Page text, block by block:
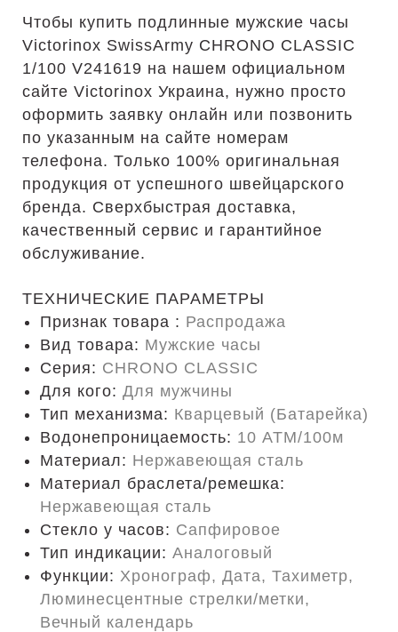
Чтобы купить подлинные мужские часы
Victorinox SwissArmy CHRONO CLASSIC
1/100 V241619 на нашем официальном
сайте Victorinox Украина, нужно просто
оформить заявку онлайн или позвонить
по указанным на сайте номерам
телефона. Только 100% оригинальная
продукция от успешного швейцарского
бренда. Сверхбыстрая доставка,
качественный сервис и гарантийное
обслуживание.
ТЕХНИЧЕСКИЕ ПАРАМЕТРЫ
Признак товара : Распродажа
Вид товара: Мужские часы
Серия: CHRONO CLASSIC
Для кого: Для мужчины
Тип механизма: Кварцевый (Батарейка)
Водонепроницаемость: 10 ATM/100м
Материал: Нержавеющая сталь
Материал браслета/ремешка:
Нержавеющая сталь
Стекло у часов: Сапфировое
Тип индикации: Аналоговый
Функции: Хронограф, Дата, Тахиметр,
Люминесцентные стрелки/метки,
Вечный календарь